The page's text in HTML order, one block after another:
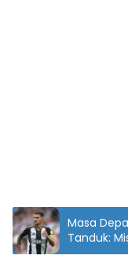
Masa
Tanduk:
Newcastle